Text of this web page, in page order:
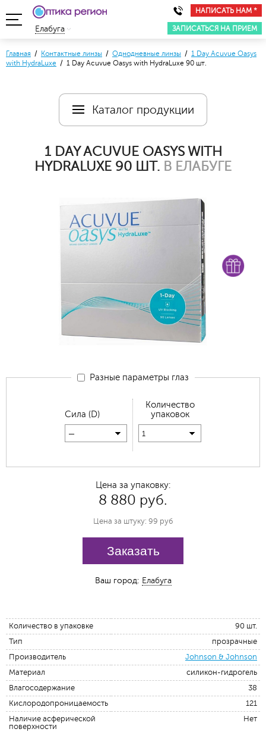
НАПИСАТЬ НАМ *
ЗАПИСАТЬСЯ НА ПРИЕМ
Елабуга
Главная / Контактные линзы / Однодневные линзы / 1 Day Acuvue Oasys
with HydraLuxe / 1 Day Acuvue Oasys with HydraLuxe 90 шт.
Каталог продукции
1 DAY ACUVUE OASYS WITH
HYDRALUXE 90 ШТ. В ЕЛАБУГЕ
Разные параметры глаз
Сила (D)
—
Количество
упаковок
1
Цена за упаковку:
8 880 руб.
Цена за штуку: 99 руб
Заказать
Ваш город: Елабуга
Количество в упаковке
90 шт.
Тип
прозрачные
Производитель
Johnson & Johnson
Материал
силикон-гидрогель
Влагосодержание
38
Кислородопроницаемость
121
Наличие асферической
поверхности
Нет